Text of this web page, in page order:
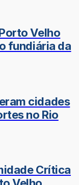
Velho
fundiária da
cidades
no Rio
Crítica